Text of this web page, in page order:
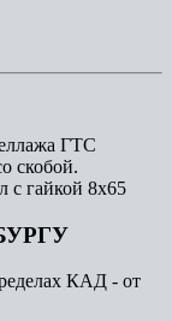
ГТС
скобой.
с гайкой 8x65
КАД - от